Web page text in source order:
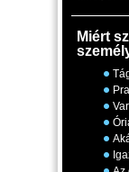
Miért